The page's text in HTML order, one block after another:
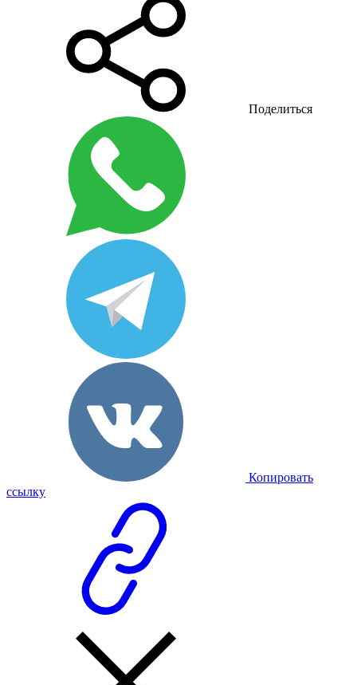
Поделиться
Копировать
ссылку